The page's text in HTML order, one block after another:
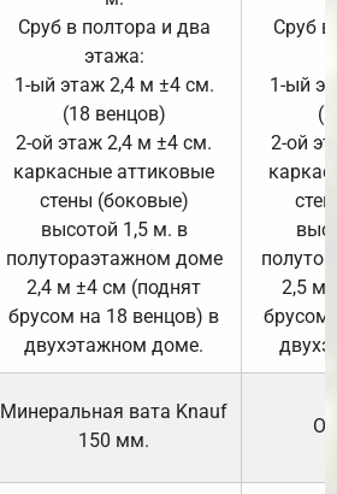
Сруб в полтора и два
этажа:
1-ый этаж 2,4 м ±4 см.
(18 венцов)
2-ой этаж 2,4 м ±4 см.
каркасные аттиковые
стены (боковые)
высотой 1,5 м. в
полутораэтажном доме
2,4 м ±4 см (поднят
брусом на 18 венцов) в
двухэтажном доме.
Сруб
1-ый
2-ой
2,5 м
брусом
Минеральная вата Knauf
150 мм.